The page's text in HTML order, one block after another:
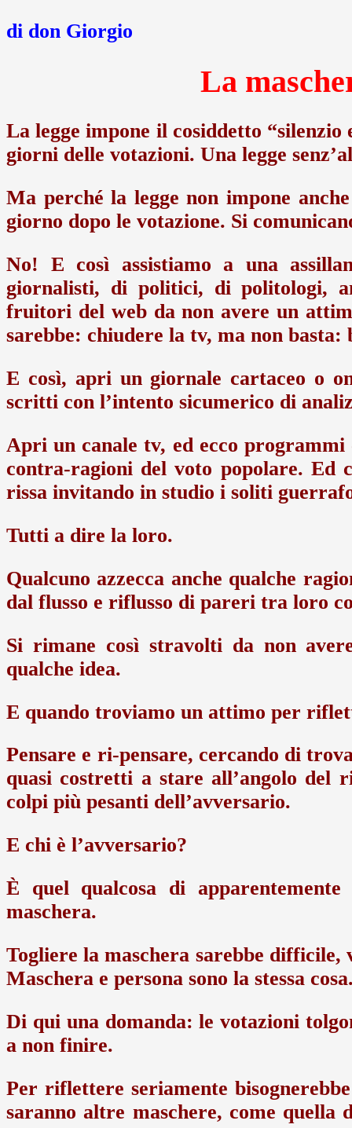
di don Giorgio
La
La legge impone il cosiddetto
giorni delle votazioni. Una legge
Ma perché la legge non impone
giorno dopo le votazione. Si
No! E così assistiamo a una
giornalisti, di politici, di politologi,
fruitori del web da non avere un
sarebbe: chiudere la tv, ma non basta:
E così, apri un giornale cartaceo o
scritti con l’intento sicumerico di
Apri un canale tv, ed ecco
contra-ragioni del voto popolare. Ed
rissa invitando in studio i soliti
Tutti a dire la loro.
Qualcuno azzecca anche qualche
dal flusso e riflusso di pareri tra loro
Si rimane così stravolti da non
qualche idea.
E quando troviamo un attimo per
Pensare e ri-pensare, cercando di
quasi costretti a stare all’angolo
colpi più pesanti dell’avversario.
E chi è l’avversario?
È quel qualcosa di
maschera.
Togliere la maschera sarebbe difficile,
Maschera e persona sono la stessa
Di qui una domanda: le votazioni
a non finire.
Per riflettere seriamente
saranno altre maschere, come quella